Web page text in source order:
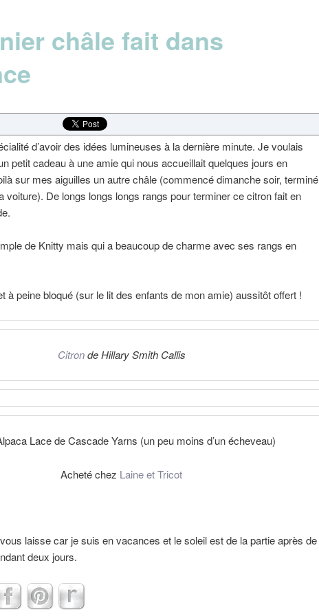
châle fait dans
d’avoir des idées lumineuses à la dernière minute. Je voulais
petit cadeau à une amie qui nous accueillait quelques jours en
sur mes aiguilles un autre châle (commencé dimanche soir, terminé
voiture). De longs longs longs rangs pour terminer ce citron fait en
de Knitty mais qui a beaucoup de charme avec ses rangs en
à peine bloqué (sur le lit des enfants de mon amie) aussitôt offert !
Citronde Hillary Smith Callis
Lace de Cascade Yarns (un peu moins d’un écheveau)
Acheté chez Laine et Tricot
laisse car je suis en vacances et le soleil est de la partie après de
deux jours.